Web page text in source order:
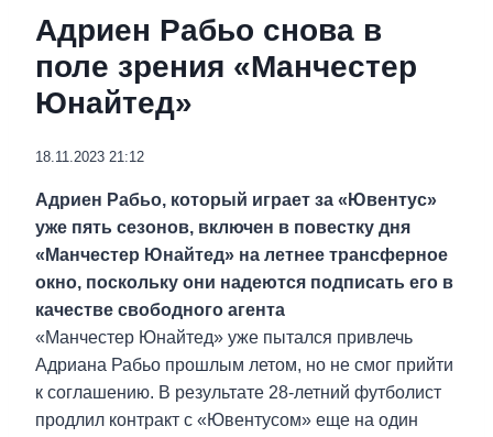
Адриен Рабьо снова в
поле зрения «Манчестер
Юнайтед»
18.11.2023 21:12
Адриен Рабьо, который играет за «Ювентус»
уже пять сезонов, включен в повестку дня
«Манчестер Юнайтед» на летнее трансферное
окно, поскольку они надеются подписать его в
качестве свободного агента
«Манчестер Юнайтед» уже пытался привлечь
Адриана Рабьо прошлым летом, но не смог прийти
к соглашению. В результате 28-летний футболист
продлил контракт с «Ювентусом» еще на один